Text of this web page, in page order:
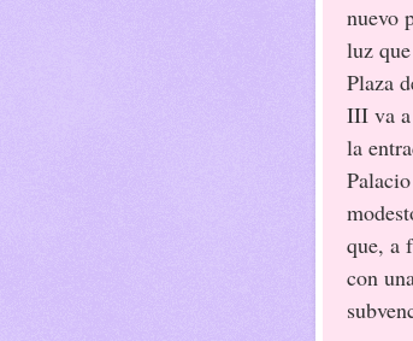
nuevo
luz
Plaza
III va
la
que, a
con